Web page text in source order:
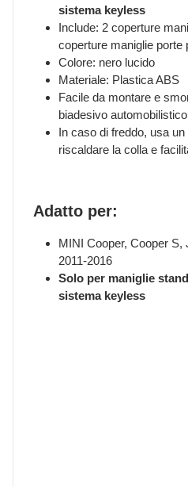
sistema keyless
Include: 2 coperture
coperture maniglie porte
Colore: nero lucido
Materiale: Plastica ABS
Facile da montare e
biadesivo
In caso di freddo, usa
riscaldare la colla e
Adatto per:
MINI Cooper, Cooper
2011-2016
Solo per maniglie
sistema keyless